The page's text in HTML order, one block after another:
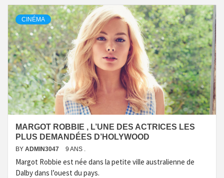
CINÉMA
MARGOT ROBBIE , L’UNE DES ACTRICES LES
PLUS DEMANDÉES D’HOLYWOOD
BY ADMIN3047 9 ANS .
Margot Robbie est née dans la petite ville australienne de
Dalby dans l’ouest du pays.